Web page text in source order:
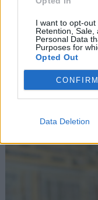
I want to opt-out
Retention, Sale,
Personal Data
Purposes for
Opted Out
CONFIRM
Data Deletion
Narodowy Bank
07 sierpnia 2026 | 22:17
Ukraińskie Kościoły
24 sierpnia
Popularne